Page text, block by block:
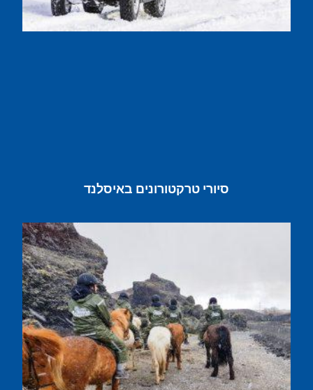
סיורי טרקטורונים באיסלנד